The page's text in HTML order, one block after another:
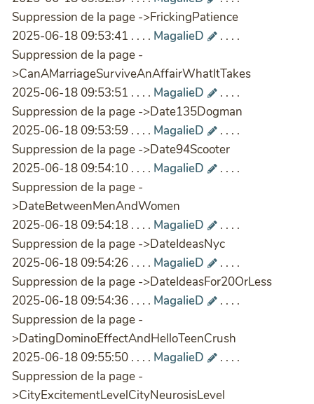
Suppression de la page ->FrickingPatience
2025-06-18 09:53:41 . . . . MagalieD
. . . .
Suppression de la page -
>CanAMarriageSurviveAnAffairWhatItTakes
2025-06-18 09:53:51 . . . . MagalieD
. . . .
Suppression de la page ->Date135Dogman
2025-06-18 09:53:59 . . . . MagalieD
. . . .
Suppression de la page ->Date94Scooter
2025-06-18 09:54:10 . . . . MagalieD
. . . .
Suppression de la page -
>DateBetweenMenAndWomen
2025-06-18 09:54:18 . . . . MagalieD
. . . .
Suppression de la page ->DateIdeasNyc
2025-06-18 09:54:26 . . . . MagalieD
. . . .
Suppression de la page ->DateIdeasFor20OrLess
2025-06-18 09:54:36 . . . . MagalieD
. . . .
Suppression de la page -
>DatingDominoEffectAndHelloTeenCrush
2025-06-18 09:55:50 . . . . MagalieD
. . . .
Suppression de la page -
>CityExcitementLevelCityNeurosisLevel